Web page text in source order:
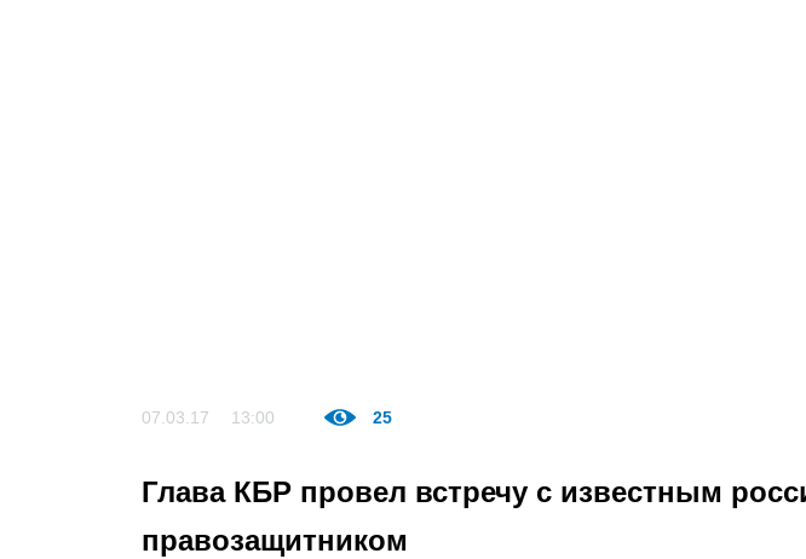
07.03.17 13:00 25
Глава КБР провел встречу с известным
правозащитником